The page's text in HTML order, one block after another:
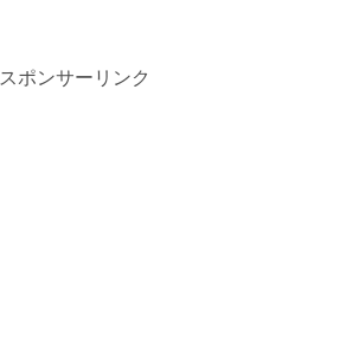
スポンサーリンク